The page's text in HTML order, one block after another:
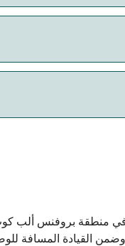
منطقة بروفنس ألب
وضمن القيادة المسافة